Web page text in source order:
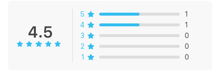
Màu sắc của sản phẩm nhẹ nhàng phù hợp mọi không gian
1. Kệ 2 tầng:
Kích thước: 365x232x404 mm
4.5
5
1
4
1
3
0
2
0
1
0